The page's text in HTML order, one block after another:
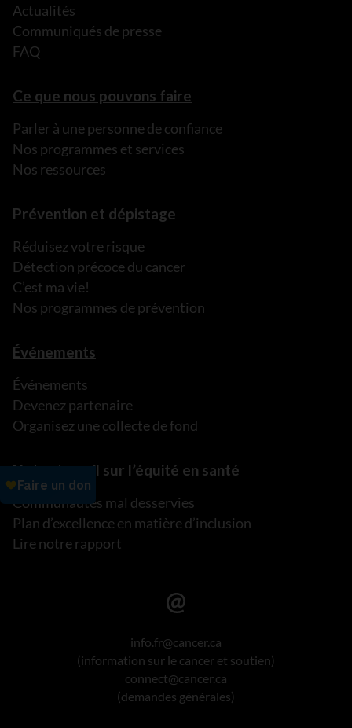
Actualités
Communiqués de presse
FAQ
Ce que nous pouvons faire
Parler à une personne de confiance
Nos programmes et services
Nos ressources
Prévention et dépistage
Réduisez votre risque
Détection précoce du cancer
C’est ma vie!
Nos programmes de prévention
Événements
Événements
Devenez partenaire
Organisez une collecte de fond
Notre travail sur l’équité en santé
Communautés mal desservies
Plan d’excellence en matière d’inclusion
Lire notre rapport
info.fr@cancer.ca
(information sur le cancer et soutien)
connect@cancer.ca
(demandes générales)